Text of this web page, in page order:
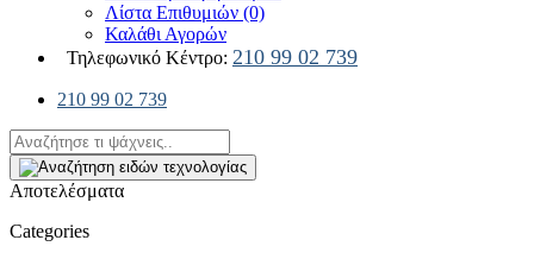
Λίστα Επιθυμιών (0)
Καλάθι Αγορών
Τηλεφωνικό Κέντρο: 210 99 02 739
210 99 02 739
Αποτελέσματα
Categories